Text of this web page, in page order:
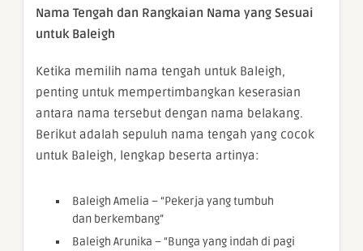
Nama Tengah dan Rangkaian Nama yang Sesuai
untuk Baleigh
Ketika memilih nama tengah untuk Baleigh,
penting untuk mempertimbangkan keserasian
antara nama tersebut dengan nama belakang.
Berikut adalah sepuluh nama tengah yang cocok
untuk Baleigh, lengkap beserta artinya:
Baleigh Amelia – “Pekerja yang tumbuh
dan berkembang”
Baleigh Arunika – “Bunga yang indah di pagi